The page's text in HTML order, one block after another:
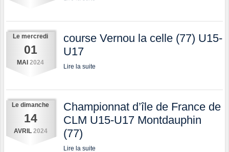
Le mercredi
01
MAI 2024
course Vernou la celle (77) U15-
U17
Lire la suite
Le dimanche
14
AVRIL 2024
Championnat d’île de France de
CLM U15-U17 Montdauphin
(77)
Lire la suite